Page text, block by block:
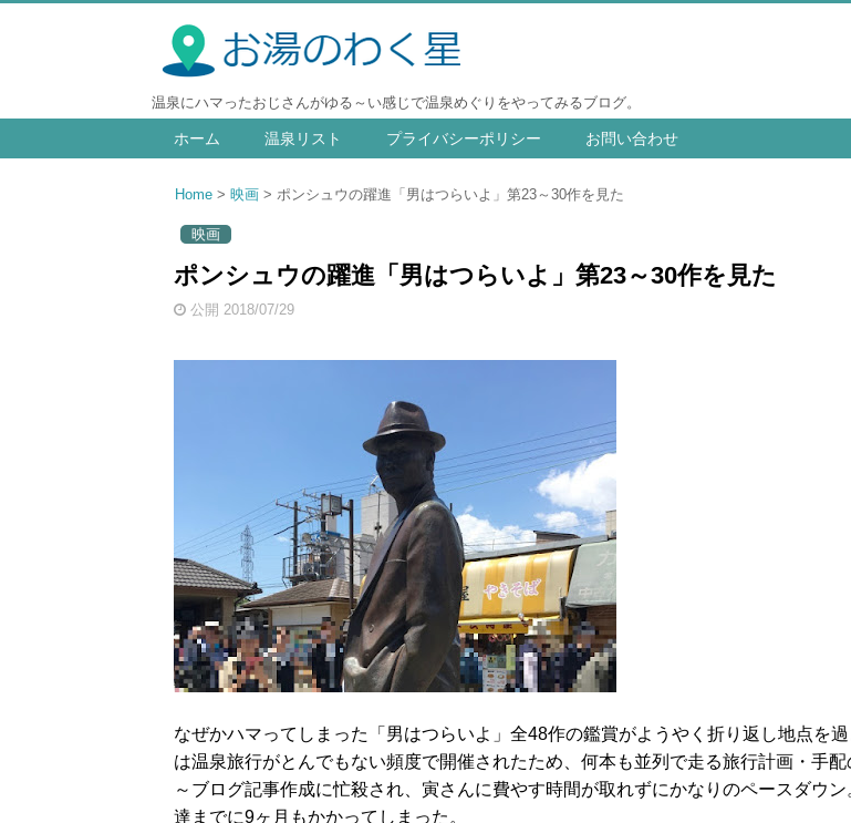
温泉にハマったおじさんがゆる～い感じで温泉めぐりをやってみるブログ。
ホーム 温泉リスト プライバシーポリシー お問い合わせ
Home 映画 ポンシュウの躍進「男はつらいよ」第23～30作を見た
映画
ポンシュウの躍進「男はつらいよ」第23～30作を見た
公開 2018/07/29
なぜかハマってしまった「男はつらいよ」全48作の鑑賞がようやく折り返し地点を
は温泉旅行がとんでもない頻度で開催されたため、何本も並列で走る旅行計画・手
～ブログ記事作成に忙殺され、寅さんに費やす時間が取れずにかなりのペースダウン
達までに9ヶ月もかかってしまった。